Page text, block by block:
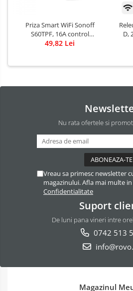
Priza Smart WiFi Sonoff
S60TPF, 16A control
Smartphone
49,82 Lei
D,
Nu rata ofertele si
Vreau sa primesc newsletter
magazinului. Afla mai multe in
Confidentialitate
Suport
De luni pana vineri intre
0742 513
Magazinul